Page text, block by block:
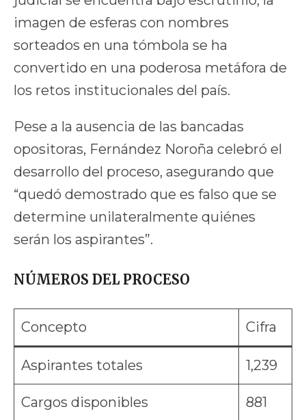
imagen de esferas con nombres
sorteados en una tómbola se ha
convertido en una poderosa metáfora de
los retos institucionales del país.
Pese a la ausencia de las bancadas
opositoras, Fernández Noroña celebró el
desarrollo del proceso, asegurando que
“quedó demostrado que es falso que se
determine unilateralmente quiénes
serán los aspirantes”.
NÚMEROS DEL PROCESO
Concepto Cifra
Aspirantes totales 1,239
Cargos disponibles 881